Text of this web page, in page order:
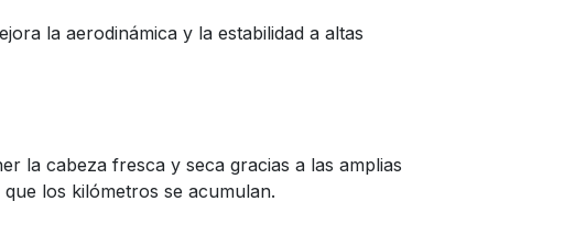
la aerodinámica y la estabilidad a altas
la cabeza fresca y seca gracias a las amplias
los kilómetros se acumulan.